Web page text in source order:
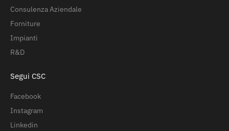
Consulenza Aziendale
Forniture
Impianti
R&D
Segui CSC
Facebook
Instagram
Linkedin